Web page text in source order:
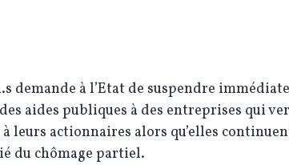
demande à l’Etat de suspendre
aides publiques à des entreprises qui
leurs actionnaires alors qu’elles
du chômage partiel.